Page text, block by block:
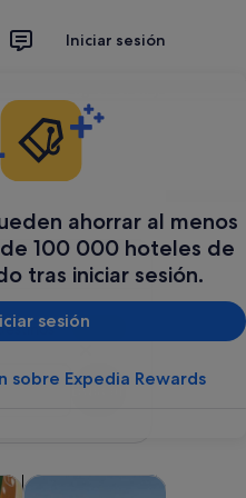
Iniciar sesión
ahorrar al menos
de 100 000 hoteles de
tras iniciar sesión.
sesión
sobre Expedia Rewards
Buscar
nueva
una pestaña nueva
Se abre en una pestaña nueva
Visitas acuáticas y cruceros